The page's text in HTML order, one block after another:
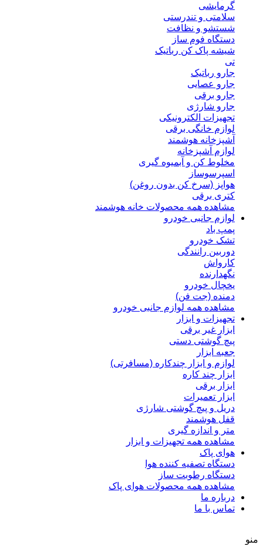
گرمایشی
سلامتی و تندرستی
شستشو و نظافت
دستگاه فوم ساز
شیشه پاک کن رباتیک
تی
جارو رباتیک
جارو عصایی
جارو برقی
جارو شارژی
تجهیزات الکترونیکی
لوازم خانگی برقی
آشپزخانه هوشمند
لوازم آشپزخانه
مخلوط کن و آبمیوه گیری
اسپرسوساز
هواپز (سرخ کن بدون روغن)
کتری برقی
مشاهده همه محصولات خانه هوشمند
لوازم جانبی خودرو
پمپ باد
تشک خودرو
دوربین رانندگی
کارواش
نگهدارنده
یخچال خودرو
دمنده (جت فن)
مشاهده همه لوازم جانبی خودرو
تجهیزات و ابزار
ابزار غیر برقی
پیچ گوشتی دستی
جعبه ابزار
لوازم و ابزار چندکاره (مسافرتی)
ابزار چند کاره
ابزار برقی
ابزار تعمیرات
دریل و پیچ گوشتی شارژی
قفل هوشمند
متر و اندازه گیری
مشاهده همه تجهیزات و ابزار
هوای پاک
دستگاه تصفیه کننده هوا
دستگاه رطوبت ساز
مشاهده همه محصولات هوای پاک
درباره ما
تماس با ما
منو